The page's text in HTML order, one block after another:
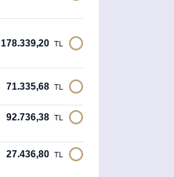
178.339,20 TL
71.335,68 TL
92.736,38 TL
27.436,80 TL